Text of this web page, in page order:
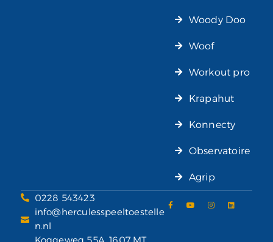
Woody Doo
Woof
Workout pro
Krapahut
Konnecty
Observatoire
Agrip
0228 543423
info@herculesspeeltoestelle
n.nl
Koggeweg 55A, 1607 MT,